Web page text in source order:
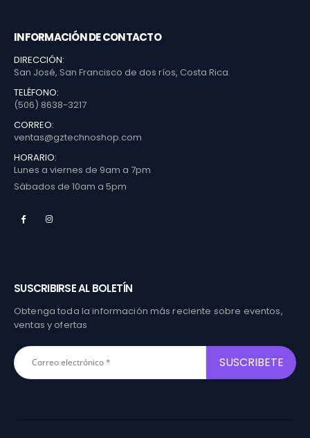
INFORMACIÓN DE CONTACTO
DIRECCIÓN:
San José, San Francisco de dos ríos, Costa Rica.
TELÉFONO:
(506) 8638-3217
CORREO:
ventas@gztechnoshop.com
HORARIO:
Lunes a viernes de 9am a 7pm
Sábados de 10am a 5pm
SUSCRIBIRSE AL BOLETÍN
Obtenga toda la información más reciente sobre eventos,
ventas y ofertas